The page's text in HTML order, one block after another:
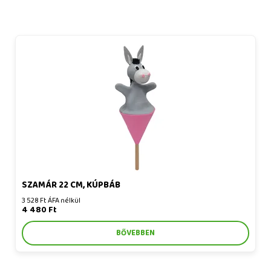
SZAMÁR 22 CM, KÚPBÁB
3 528 Ft ÁFA nélkül
4 480 Ft
BŐVEBBEN